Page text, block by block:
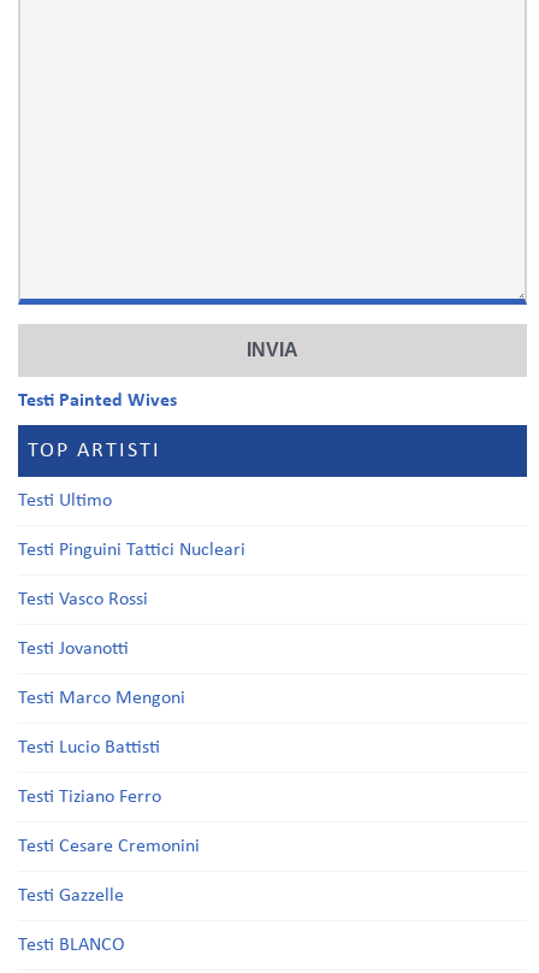
Testi Painted Wives
TOP ARTISTI
Testi Ultimo
Testi Pinguini Tattici Nucleari
Testi Vasco Rossi
Testi Jovanotti
Testi Marco Mengoni
Testi Lucio Battisti
Testi Tiziano Ferro
Testi Cesare Cremonini
Testi Gazzelle
Testi BLANCO